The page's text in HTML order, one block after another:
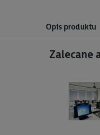
Opis produktu
Zalecane